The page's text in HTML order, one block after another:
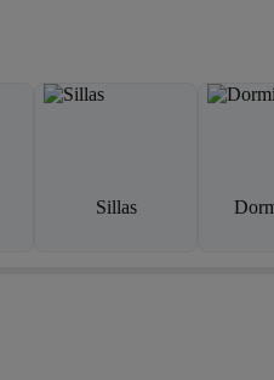
Sillas